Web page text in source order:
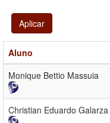
Aplicar
Aluno
Monique Bettio Massuia
Christian Eduardo